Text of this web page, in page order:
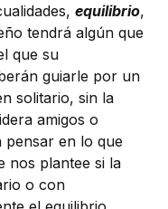
equilibrio,
tendrá algún que
que su
guiarle por un
solitario, sin la
amigos o
pensar en lo que
nos plantee si la
o con